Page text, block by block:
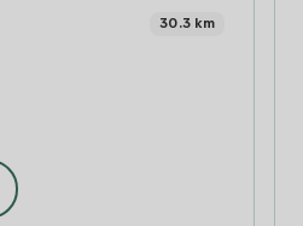
30.3 km